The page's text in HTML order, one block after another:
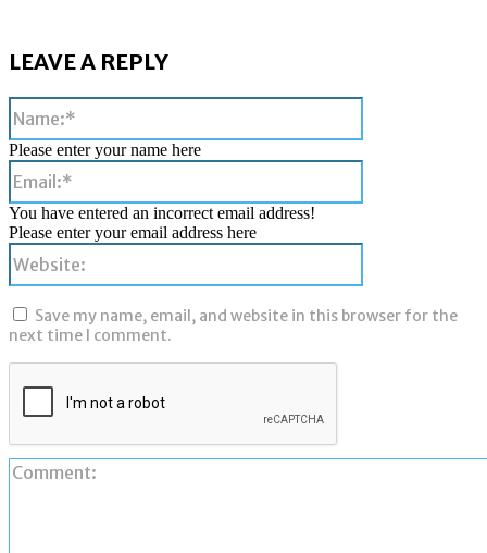
LEAVE A REPLY
Please enter your name here
You have entered an incorrect email address!
Please enter your email address here
Save my name, email, and website in this browser for the
next time I comment.